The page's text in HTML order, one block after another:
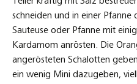
schneiden und in einer Pfanne
Sauteuse oder Pfanne mit
Kardamom anrösten. Die
angerösteten Schalotten
ein wenig Mini dazugeben,